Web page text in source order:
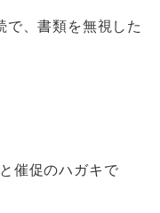
で、書類を無視した
催促のハガキで